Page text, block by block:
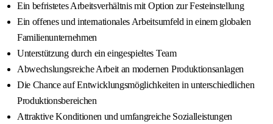
Ein befristetes Arbeitsverhältnis mit Option zur Festeinstellung
Ein offenes und internationales Arbeitsumfeld in einem globalen
Familienunternehmen
Unterstützung durch ein eingespieltes Team
Abwechslungsreiche Arbeit an modernen Produktionsanlagen
Die Chance auf Entwicklungsmöglichkeiten in unterschiedlichen
Produktionsbereichen
Attraktive Konditionen und umfangreiche Sozialleistungen